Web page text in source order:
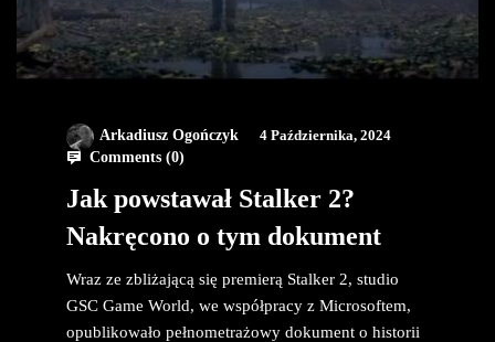
Arkadiusz Ogończyk
4 Października, 2024
Comments (0)
Jak powstawał Stalker 2?
Nakręcono o tym dokument
Wraz ze zbliżającą się premierą Stalker 2, studio
GSC Game World, we współpracy z Microsoftem,
opublikowało pełnometrażowy dokument o historii